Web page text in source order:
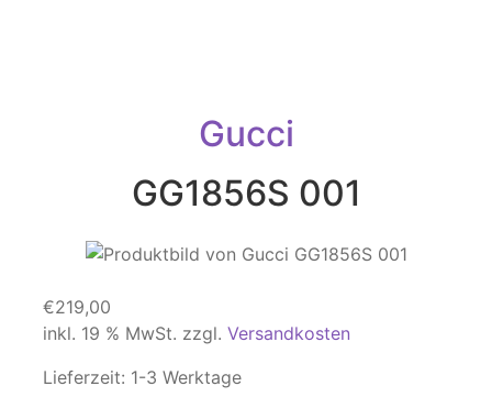
Gucci
GG1856S 001
€219,00
inkl. 19 % MwSt. zzgl. Versandkosten
Lieferzeit: 1-3 Werktage